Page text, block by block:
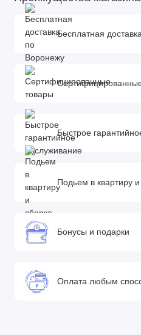
сеткой
Регулирование высоты
регулировки
Утепляемое
ножек
Кресло группы 0+ 0-10 кг
Имеет европейское
R44/04
Устанавливается на
3- точечные ремни
Регулируемая ручка для
Регулируемая высота
Бесплатная
Быстрое
Подьем в квартиру и
Бонусы и подарки
Оплата любым